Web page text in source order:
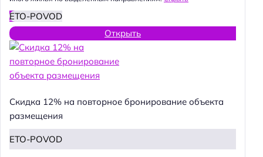
ETO-POVOD
Открыть
Скидка 12% на повторное бронирование объекта
размещения
ETO-POVOD